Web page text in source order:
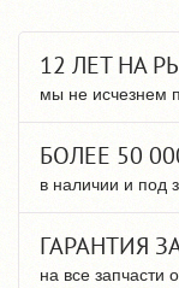
12 ЛЕТ НА
мы не исчезнем
БОЛЕЕ 50
в наличии и под
ГАРАНТИЯ
на все запчасти